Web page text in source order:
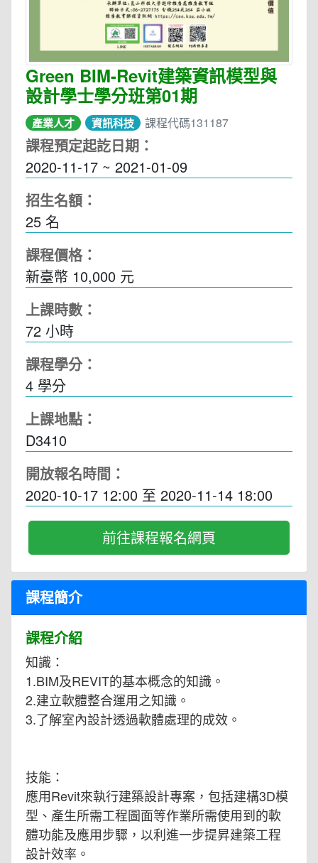
Green BIM-Revit建築資訊模型與
設計學士學分班第01期
產業人才 資訊科技 課程代碼131187
課程預定起訖日期：
2020-11-17 ~ 2021-01-09
招生名額：
25 名
課程價格：
新臺幣 10,000 元
上課時數：
72 小時
課程學分：
4 學分
上課地點：
D3410
開放報名時間：
2020-10-17 12:00 至 2020-11-14 18:00
前往課程報名網頁
課程簡介
課程介紹
知識：
1.BIM及REVIT的基本概念的知識。
2.建立軟體整合運用之知識。
3.了解室內設計透過軟體處理的成效。
技能：
應用Revit來執行建築設計專案，包括建構3D模
型、產生所需工程圖面等作業所需使用到的軟
體功能及應用步驟，以利進一步提昇建築工程
設計效率。